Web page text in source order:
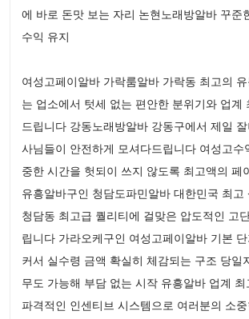
에 바로 돈맛 보는 자리 논현노래방알바 꾸준
수익 유지
여성고페이알바 가락룸알바 가락동 최고의
는 업소에서 텃세 없는 편안한 분위기와 업계
드립니다 강동노래방알바 강동구에서 제일
사님들이 안전하게 모셔다드립니다 여성고수
중한 시간을 헛되이 쓰지 않도록 최고액의 페
유흥알바구인 청담도파민알바 대한민국 최고
청담동 최고급 퀄리티에 걸맞은 압도적인 고
립니다 가라오케구인 여성고페이알바 기본
커서 실수령 금액 확실히 체감되는 구조 당일
무도 가능해 부담 없는 시작 유흥알바 업계
파격적인 인센티브 시스템으로 여러분의 소